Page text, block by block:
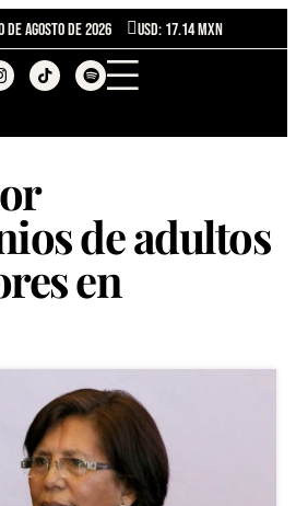
de agosto de 2026 USD: 17.14 MXN
de adultos
en